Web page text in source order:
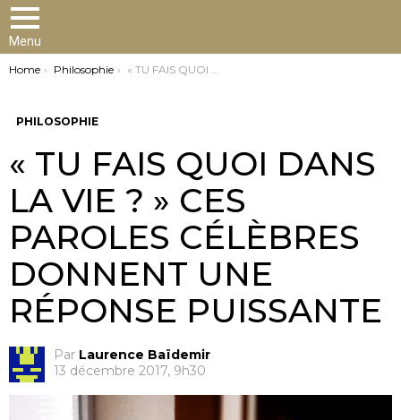
Menu
You are here:
Home Philosophie « TU FAIS QUOI DANS LA VIE ? » CES PAROLES CÉLÈBRES DONNENT UNE RÉPONSE PUISSANTE
PHILOSOPHIE
« TU FAIS QUOI DANS
LA VIE ? » CES
PAROLES CÉLÈBRES
DONNENT UNE
RÉPONSE PUISSANTE
Par Laurence Baïdemir
13 décembre 2017, 9h30